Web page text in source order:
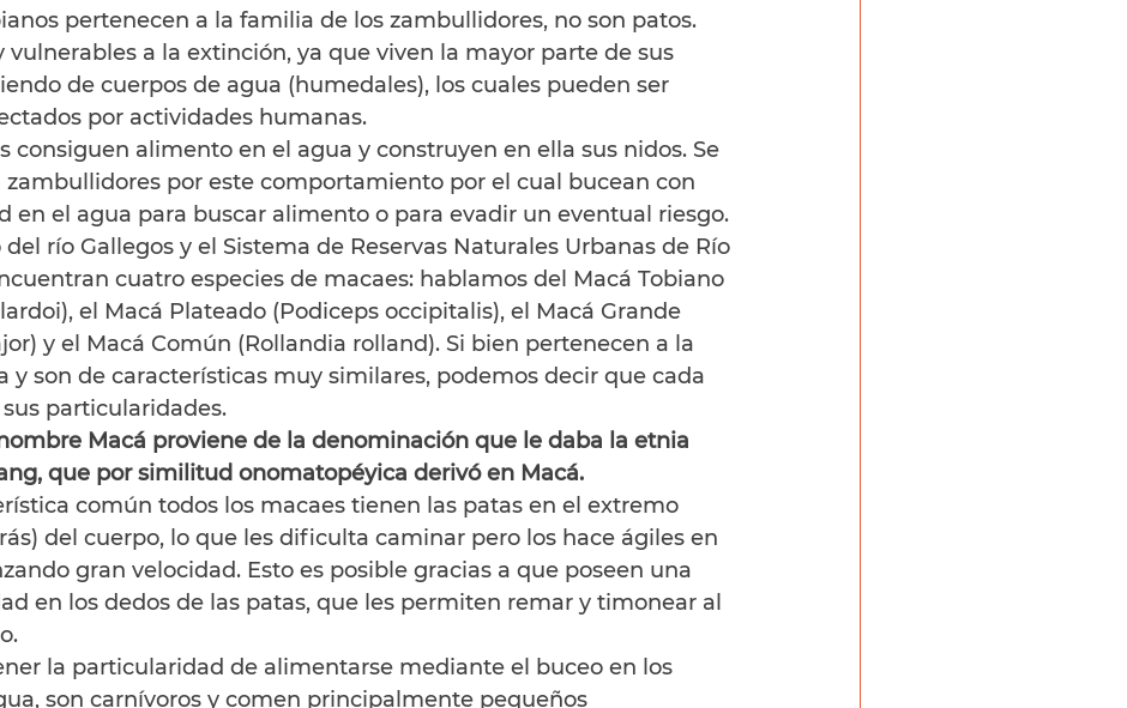
pertenecen a la familia de los zambullidores, no son patos.
vulnerables a la extinción, ya que viven la mayor parte de sus
de cuerpos de agua (humedales), los cuales pueden ser
por actividades humanas.
consiguen alimento en el agua y construyen en ella sus nidos. Se
zambullidores por este comportamiento por el cual bucean con
en el agua para buscar alimento o para evadir un eventual riesgo.
del río Gallegos y el Sistema de Reservas Naturales Urbanas de Río
cuatro especies de macaes: hablamos del Macá Tobiano
el Macá Plateado (Podiceps occipitalis), el Macá Grande
y el Macá Común (Rollandia rolland). Si bien pertenecen a la
y son de características muy similares, podemos decir que cada
particularidades.
Macá proviene de la denominación que le daba la etnia
que por similitud onomatopéyica derivó en Macá.
común todos los macaes tienen las patas en el extremo
del cuerpo, lo que les dificulta caminar pero los hace ágiles en
gran velocidad. Esto es posible gracias a que poseen una
en los dedos de las patas, que les permiten remar y timonear al
la particularidad de alimentarse mediante el buceo en los
son carnívoros y comen principalmente pequeños